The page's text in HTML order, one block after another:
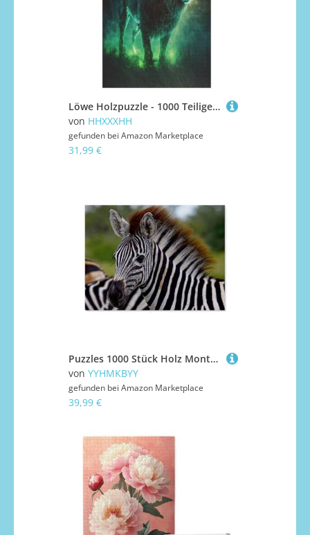
Löwe Holzpuzzle - 1000 Teiliges Jigsaw Knobelspiel - Puzzle Für Erwachsene & Kinder - Outdoor & Reisespielzeug 78×53cm
von HHXXXHH
gefunden bei Amazon Marketplace
31,99 €
Puzzles 1000 Stück Holz Montage Bild，Zebra-Nachwuchs, Afrika，Erwachsene Spiele Lernspielzeug（75x50cm）-AR32
von YYHMKBYY
gefunden bei Amazon Marketplace
39,99 €